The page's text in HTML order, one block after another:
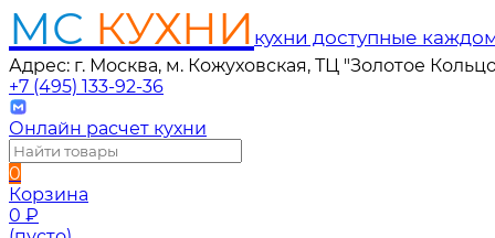
МС КУХНИ кухни доступные
Адрес: г. Москва, м. Кожуховская, ТЦ "Золотое
+7 (495) 133-92-36
Онлайн расчет кухни
0
Корзина
0 ₽